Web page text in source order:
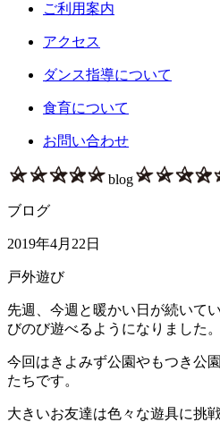
ご利用案内
アクセス
ダンス指導について
食育について
お問い合わせ
blog
ブログ
2019年4月22日
戸外遊び
先週、今週と暖かい日が続いて
びのび遊べるようになりました。
今回はきよみず公園やもつき公
たちです。
大きいお友達は色々な遊具に挑戦